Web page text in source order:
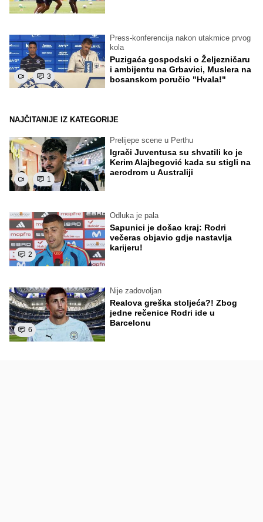
3
Press-konferencija nakon utakmice prvog
kola
Puzigaća gospodski o Željezničaru
i ambijentu na Grbavici, Muslera na
bosanskom poručio "Hvala!"
NAJČITANIJE IZ KATEGORIJE
1
Prelijepe scene u Perthu
Igrači Juventusa su shvatili ko je
Kerim Alajbegović kada su stigli na
aerodrom u Australiji
2
Odluka je pala
Sapunici je došao kraj: Rodri
večeras objavio gdje nastavlja
karijeru!
6
Nije zadovoljan
Realova greška stoljeća?! Zbog
jedne rečenice Rodri ide u
Barcelonu